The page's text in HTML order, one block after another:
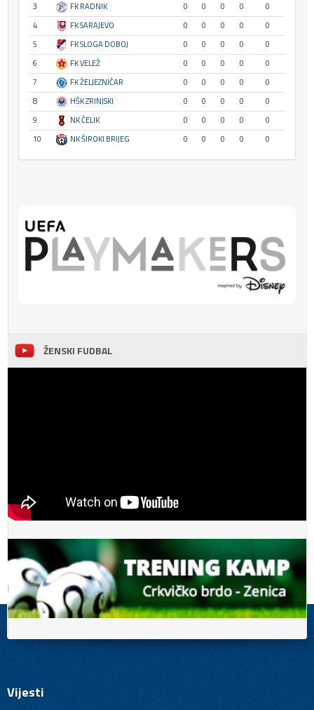
3
FK RADNIK 0 0 0 0
0
4
FK SARAJEVO 0 0 0 0
0
5
FK SLOGA DOBOJ 0 0 0 0
0
6
FK VELEŽ 0 0 0 0
0
7
FK ŽELJEZNIČAR 0 0 0 0
0
8
HŠK ZRINJSKI 0 0 0 0
0
9
NK ČELIK 0 0 0 0
0
10
NK ŠIROKI BRIJEG 0 0 0 0 0
ŽENSKI FUDBAL
Vijesti